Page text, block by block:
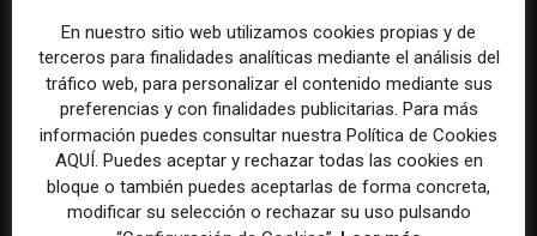
REDACCIÓN
En nuestro sitio web utilizamos cookies propias y de
terceros para finalidades analíticas mediante el análisis del
tráfico web, para personalizar el contenido mediante sus
preferencias y con finalidades publicitarias. Para más
información puedes consultar nuestra Política de Cookies
AQUÍ. Puedes aceptar y rechazar todas las cookies en
bloque o también puedes aceptarlas de forma concreta,
modificar su selección o rechazar su uso pulsando